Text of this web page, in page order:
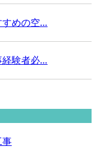
すめの空…
経験者必…
事